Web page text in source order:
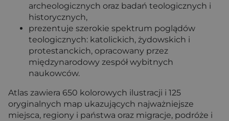
archeologicznych oraz badań teologicznych i
historycznych,
prezentuje szerokie spektrum poglądów
teologicznych: katolickich, żydowskich i
protestanckich, opracowany przez
międzynarodowy zespół wybitnych
naukowców.
Atlas zawiera 650 kolorowych ilustracji i 125
oryginalnych map ukazujących najważniejsze
miejsca, regiony i państwa oraz migracje, podróże i